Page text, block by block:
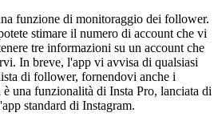
funzione di monitoraggio dei follower.
stimare il numero di account che vi
tre informazioni su un account che
In breve, l'app vi avvisa di qualsiasi
di follower, fornendovi anche i
una funzionalità di Insta Pro, lanciata di
standard di Instagram.